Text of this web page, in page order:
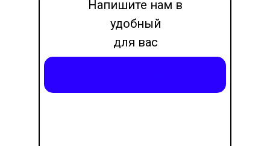
Напишите нам в
удобный
для вас
месседжер